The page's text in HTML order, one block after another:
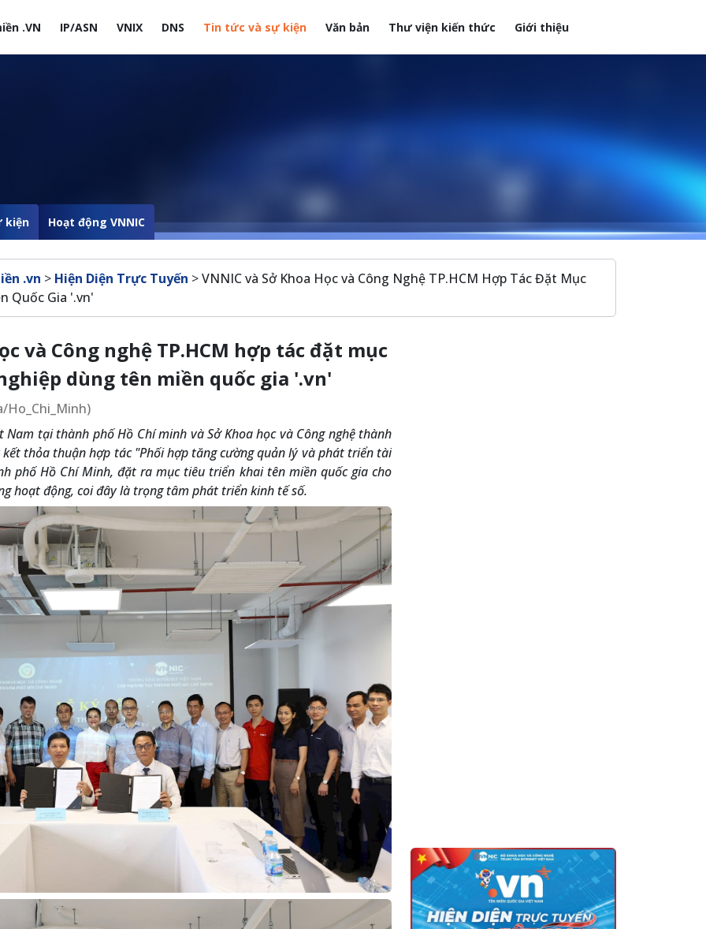
.VN IP/ASN VNIX DNS Tin tức và sự kiện Văn bản Thư viện kiến thức Giới thiệu
kiện Hoạt động VNNIC
.vn > Hiện Diện Trực Tuyến >VNNIC và Sở Khoa Học và Công Nghệ TP.HCM Hợp Tác Đặt Mục
Quốc Gia '.vn'
và Công nghệ TP.HCM hợp tác đặt mục
dùng tên miền quốc gia '.vn'
Ho_Chi_Minh)
tại thành phố Hồ Chí minh và Sở Khoa học và Công nghệ thành
thỏa thuận hợp tác "Phối hợp tăng cường quản lý và phát triển tài
phố Hồ Chí Minh, đặt ra mục tiêu triển khai tên miền quốc gia cho
hoạt động, coi đây là trọng tâm phát triển kinh tế số.